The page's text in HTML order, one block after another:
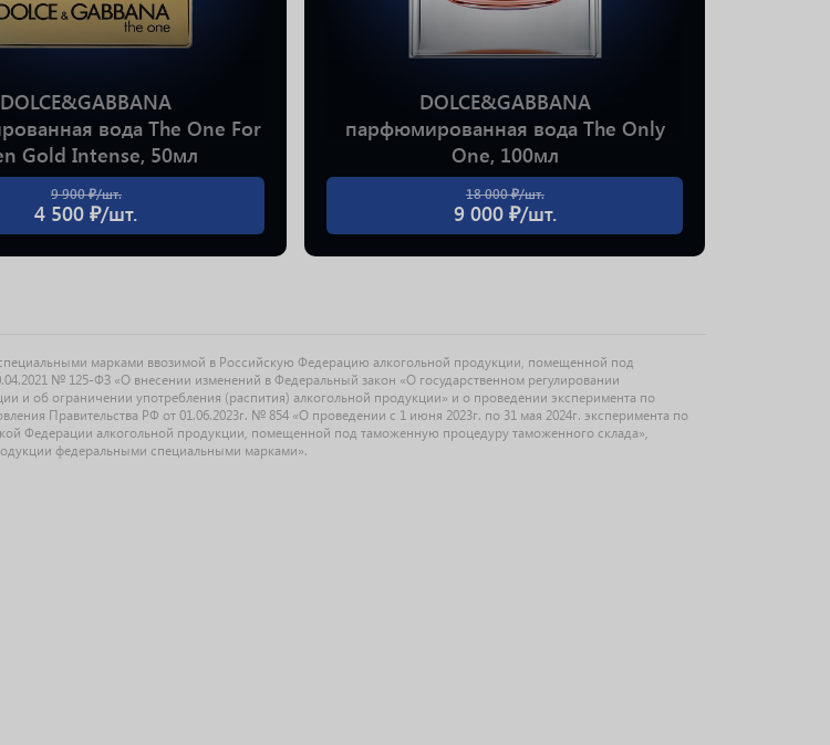
DOLCE&GABBANA
вода The One For
Gold Intense, 50мл
9 900 ₽/шт.
4 500 ₽/шт.
DOLCE&GABBANA
парфюмированная вода The Only
One, 100мл
18 000 ₽/шт.
9 000 ₽/шт.
марками ввозимой в Российскую Федерацию алкогольной продукции, помещенной под
№ 125-ФЗ «О внесении изменений в Федеральный закон «О государственном регулировании
и об ограничении употребления (распития) алкогольной продукции» и о проведении эксперимента по
Правительства РФ от 01.06.2023г. № 854 «О проведении с 1 июня 2023г. по 31 мая 2024г. эксперимента по
Федерации алкогольной продукции, помещенной под таможенную процедуру таможенного склада»,
федеральными специальными марками».